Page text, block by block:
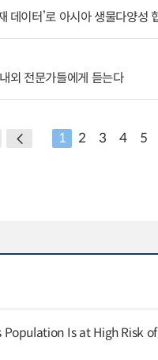
데이터’로 아시아 생물다양성
외 전문가들에게 듣는다
1 2 3 4 5
Population Is at High Risk